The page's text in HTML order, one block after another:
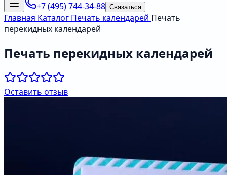
+7 (495) 744-34-88 Связаться
Главная Каталог Печать календарей Печать
перекидных календарей
Печать перекидных календарей
Оставить отзыв